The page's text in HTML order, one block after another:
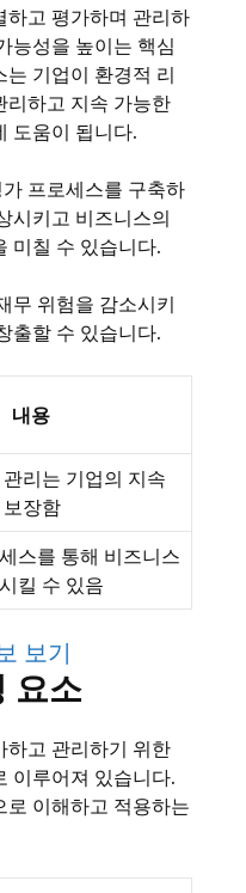
하고 평가하며 관리하
능성을 높이는 핵심
기업이 환경적 리
리하고 지속 가능한
도움이 됩니다.
프로세스를 구축하
시키고 비즈니스의
미칠 수 있습니다.
무 위험을 감소시키
출할 수 있습니다.
내용
리는 기업의 지속
장함
스를 통해 비즈니스
킬 수 있음
보기
요소
하고 관리하기 위한
이루어져 있습니다.
로 이해하고 적용하는